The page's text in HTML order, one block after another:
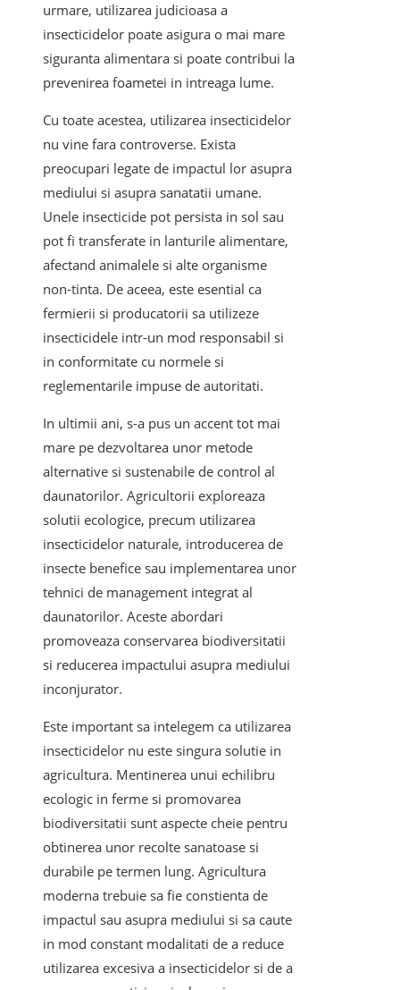
urmare, utilizarea judicioasa a
insecticidelor poate asigura o mai mare
siguranta alimentara si poate contribui la
prevenirea foametei in intreaga lume.
Cu toate acestea, utilizarea insecticidelor
nu vine fara controverse. Exista
preocupari legate de impactul lor asupra
mediului si asupra sanatatii umane.
Unele insecticide pot persista in sol sau
pot fi transferate in lanturile alimentare,
afectand animalele si alte organisme
non-tinta. De aceea, este esential ca
fermierii si producatorii sa utilizeze
insecticidele intr-un mod responsabil si
in conformitate cu normele si
reglementarile impuse de autoritati.
In ultimii ani, s-a pus un accent tot mai
mare pe dezvoltarea unor metode
alternative si sustenabile de control al
daunatorilor. Agricultorii exploreaza
solutii ecologice, precum utilizarea
insecticidelor naturale, introducerea de
insecte benefice sau implementarea unor
tehnici de management integrat al
daunatorilor. Aceste abordari
promoveaza conservarea biodiversitatii
si reducerea impactului asupra mediului
inconjurator.
Este important sa intelegem ca utilizarea
insecticidelor nu este singura solutie in
agricultura. Mentinerea unui echilibru
ecologic in ferme si promovarea
biodiversitatii sunt aspecte cheie pentru
obtinerea unor recolte sanatoase si
durabile pe termen lung. Agricultura
moderna trebuie sa fie constienta de
impactul sau asupra mediului si sa caute
in mod constant modalitati de a reduce
utilizarea excesiva a insecticidelor si de a